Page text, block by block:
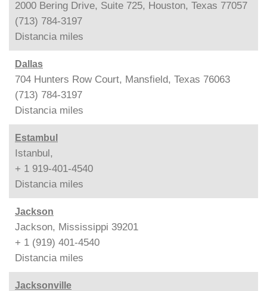
2000 Bering Drive, Suite 725, Houston, Texas 77057
(713) 784-3197
Distancia miles
Dallas
704 Hunters Row Court, Mansfield, Texas 76063
(713) 784-3197
Distancia miles
Estambul
Istanbul,
+ 1 919-401-4540
Distancia miles
Jackson
Jackson, Mississippi 39201
+ 1 (919) 401-4540
Distancia miles
Jacksonville